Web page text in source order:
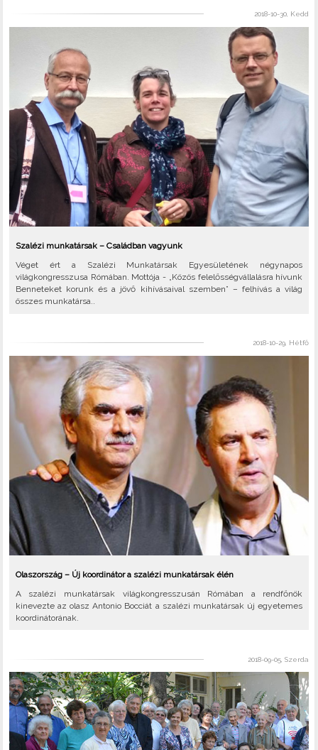
2018-10-30, Kedd
Szalézi munkatársak – Családban vagyunk
Véget ért a Szalézi Munkatársak Egyesületének négynapos
világkongresszusa Rómában. Mottója - „Közös felelősségvállalásra hívunk
Benneteket korunk és a jövő kihívásaival szemben” – felhívás a világ
összes munkatársa..
2018-10-29, Hétfő
Olaszország – Új koordinátor a szalézi munkatársak élén
A szalézi munkatársak világkongresszusán Rómában a rendfőnök
kinevezte az olasz Antonio Bocciát a szalézi munkatársak új egyetemes
koordinátorának.
2018-09-05, Szerda